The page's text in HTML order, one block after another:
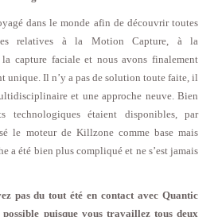
dans le monde afin de découvrir toutes
relatives à la Motion Capture, à la
capture faciale et nous avons finalement
unique. Il n’y a pas de solution toute faite, il
et une approche neuve. Bien
technologiques étaient disponibles, par
le moteur de Killzone comme base mais
a été bien plus compliqué et ne s’est jamais
pas du tout été en contact avec Quantic
puisque vous travaillez tous deux